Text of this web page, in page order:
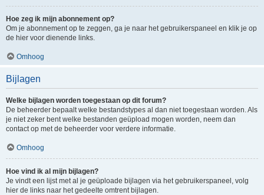
Hoe zeg ik mijn abonnement op?
Om je abonnement op te zeggen, ga je naar het gebruikerspaneel en klik je op
de hier voor dienende links.
Omhoog
Bijlagen
Welke bijlagen worden toegestaan op dit forum?
De beheerder bepaalt welke bestandstypes al dan niet toegestaan worden. Als
je niet zeker bent welke bestanden geüpload mogen worden, neem dan
contact op met de beheerder voor verdere informatie.
Omhoog
Hoe vind ik al mijn bijlagen?
Je vindt een lijst met al je geüploade bijlagen via het gebruikerspaneel, volg
hier de links naar het gedeelte omtrent bijlagen.